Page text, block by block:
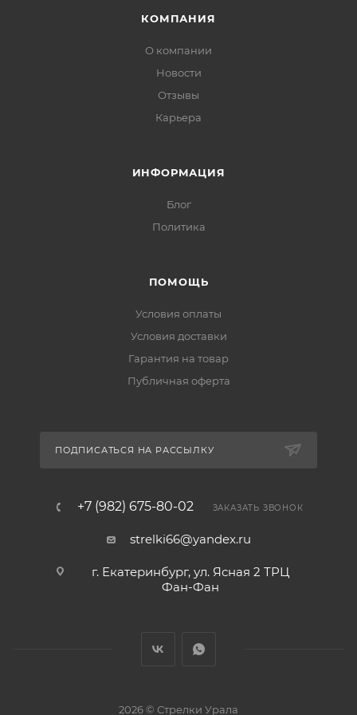
КОМПАНИЯ
О компании
Новости
Отзывы
Карьера
ИНФОРМАЦИЯ
Блог
Политика
ПОМОЩЬ
Условия оплаты
Условия доставки
Гарантия на товар
Публичная оферта
ПОДПИСАТЬСЯ НА РАССЫЛКУ
+7 (982) 675-80-02 ЗАКАЗАТЬ ЗВОНОК
strelki66@yandex.ru
г. Екатеринбург, ул. Ясная 2 ТРЦ
Фан-Фан
2026 © Стрелки Урала